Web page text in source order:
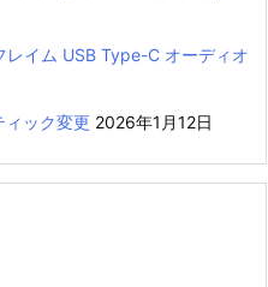
イム USB Type-C オーディオ
ック変更 2026年1月12日